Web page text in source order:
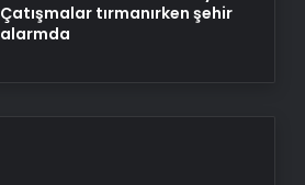
Çatışmalar tırmanırken şehir
alarmda